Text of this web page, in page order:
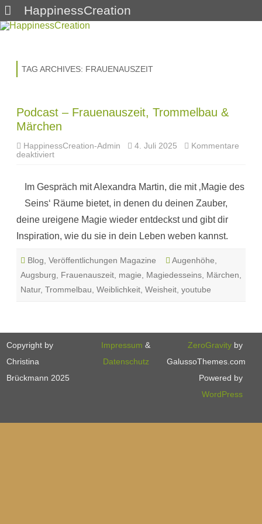
HappinessCreation
TAG ARCHIVES: FRAUENAUSZEIT
Podcast – Frauenauszeit, Trommelbau &
Märchen
HappinessCreation-Admin 4. Juli 2025
Kommentare
deaktiviertfür
Trommelbau
&
Märchen
Im Gespräch mit Alexandra Martin, die mit ‚Magie des
Seins‘ Räume bietet, in denen du deinen Zauber,
deine ureigene Magie wieder entdeckst und gibt dir
Inspiration, wie du sie in dein Leben weben kannst.
Blog Veröffentlichungen Magazine Augenhöhe
Augsburg
Frauenauszeit magie Magiedesseins Märchen
Natur, Trommelbau Weiblichkeit Weisheit youtube
Copyright by
Christina
Brückmann 2025
Impressum &
Datenschutz
ZeroGravityby
GalussoThemes.com
Powered by
WordPress